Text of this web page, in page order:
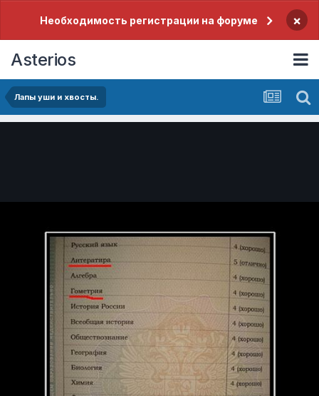
Необходимость регистрации на форуме ×
Asterios
Лапы уши и хвосты.